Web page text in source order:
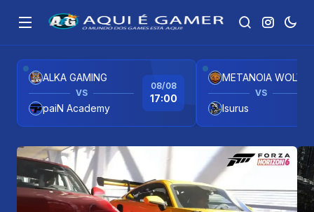
ALKA GAMING
VS
paiN Academy
08/08
17:00 VS
Isurus